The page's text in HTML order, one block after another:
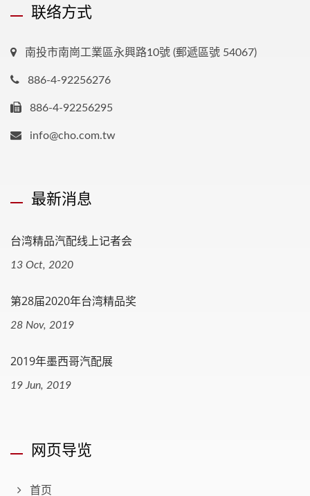
联络方式
南投市南崗工業區永興路10號 (郵遞區號 54067)
886-4-92256276
886-4-92256295
info@cho.com.tw
最新消息
台湾精品汽配线上记者会
13 Oct, 2020
第28届2020年台湾精品奖
28 Nov, 2019
2019年墨西哥汽配展
19 Jun, 2019
网页导览
首页